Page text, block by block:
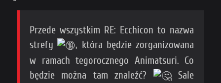
Przede wszystkim RE: Ecchicon to nazwa
strefy
, która będzie zorganizowana
w ramach tegorocznego Animatsuri. Co
będzie można tam znaleźć?
Sale